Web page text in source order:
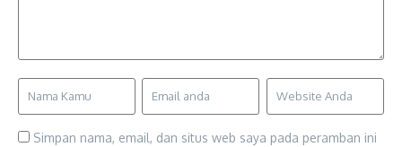
Simpan nama, email, dan situs web saya pada peramban ini